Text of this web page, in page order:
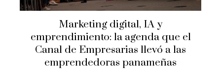
Marketing digital, IA y
emprendimiento: la agenda que el
Canal de Empresarias llevó a las
emprendedoras panameñas